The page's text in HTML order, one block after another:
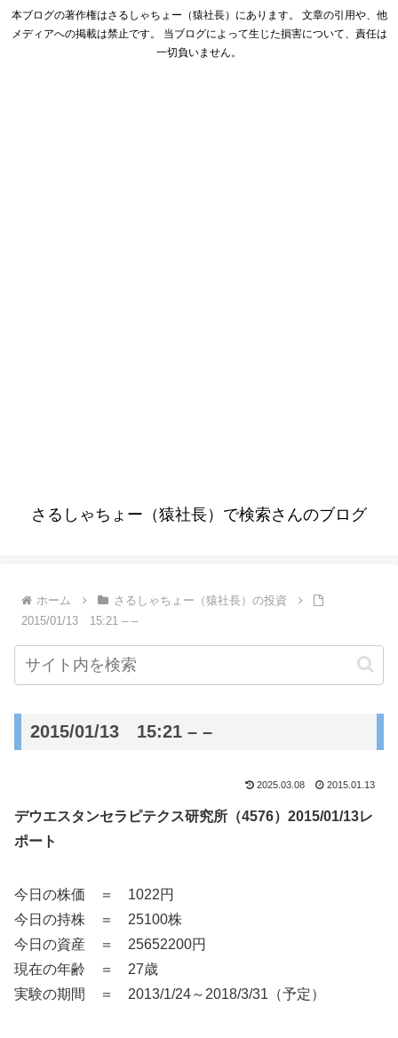
本ブログの著作権はさるしゃちょー（猿社長）にあります。 文章の引用や、他
メディアへの掲載は禁止です。 当ブログによって生じた損害について、責任は
一切負いません。
さるしゃちょー（猿社長）で検索さんのブログ
ホーム
さるしゃちょー（猿社長）の投資
2015/01/13 15:21 – –
2015/01/13 15:21 – –
2025.03.08 2015.01.13
デウエスタンセラピテクス研究所（4576）2015/01/13レ
ポート
今日の株価 ＝ 1022円
今日の持株 ＝ 25100株
今日の資産 ＝ 25652200円
現在の年齢 ＝ 27歳
実験の期間 ＝ 2013/1/24～2018/3/31（予定）